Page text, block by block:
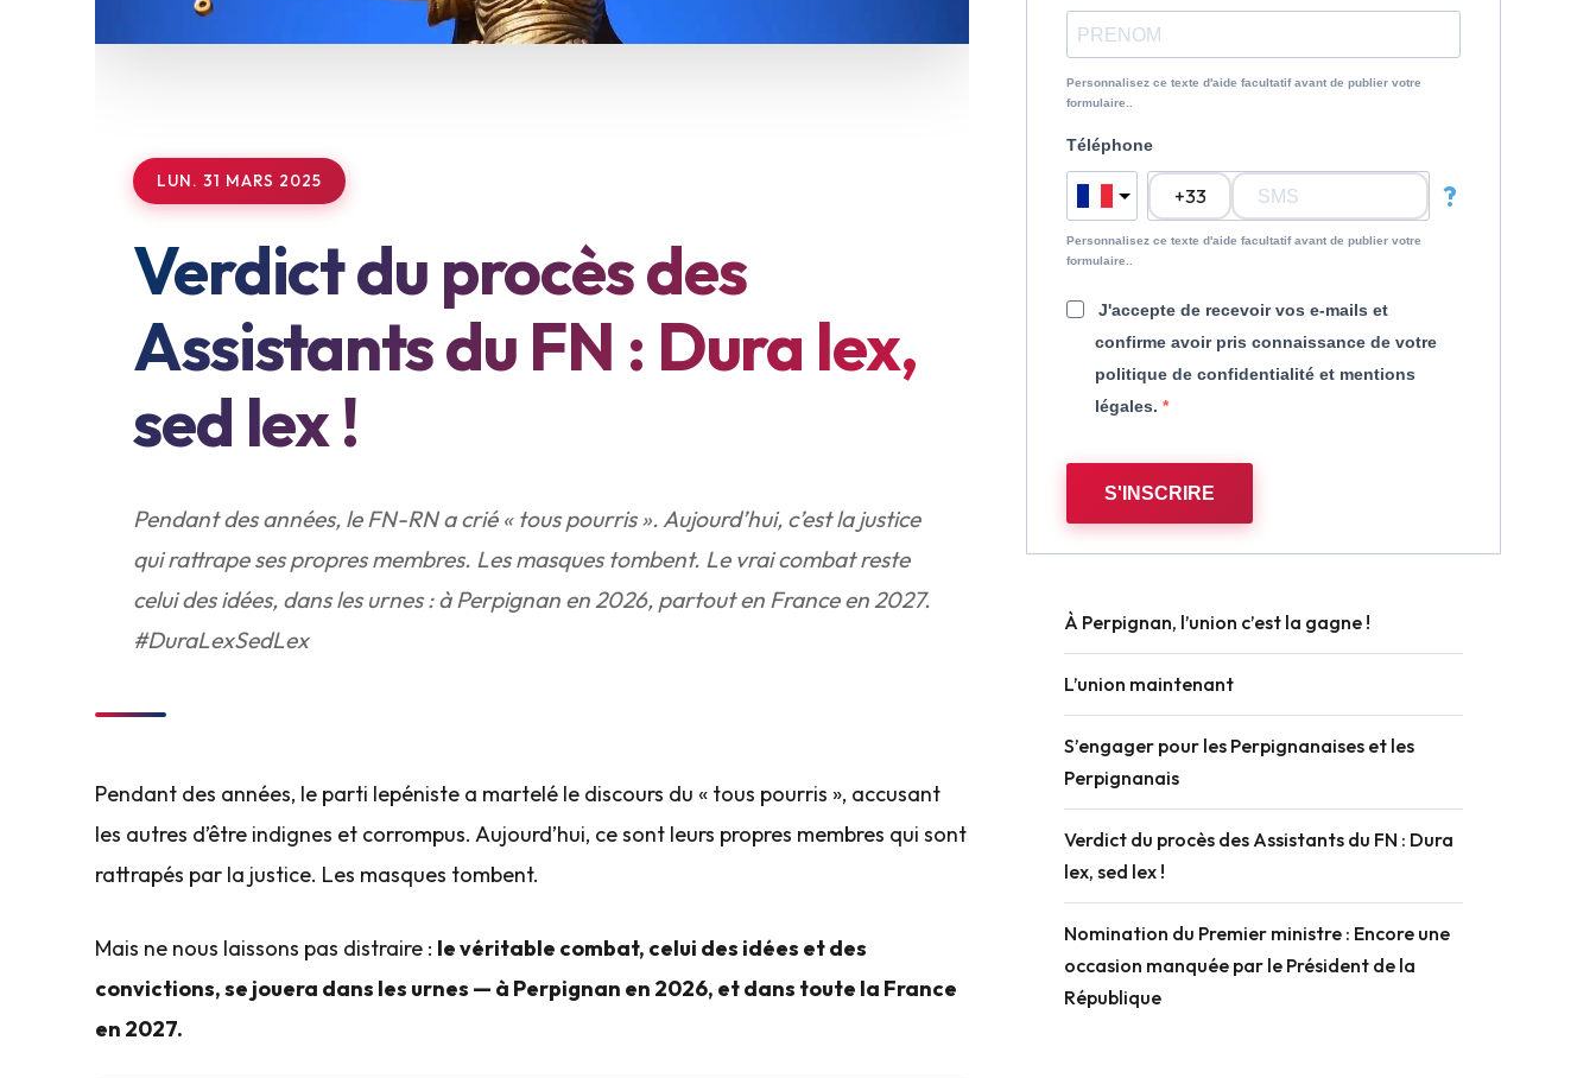
LUN. 31 MARS 2025
Verdict du procès des
Assistants du FN : Dura lex,
sed lex !
Pendant des années, le FN-RN a crié « tous pourris ». Aujourd’hui, c’est la justice
qui rattrape ses propres membres. Les masques tombent. Le vrai combat reste
celui des idées, dans les urnes : à Perpignan en 2026, partout en France en 2027.
#DuraLexSedLex
Pendant des années, le parti lepéniste a martelé le discours du « tous pourris », accusant
les autres d’être indignes et corrompus. Aujourd’hui, ce sont leurs propres membres qui sont
rattrapés par la justice. Les masques tombent.
Mais ne nous laissons pas distraire : le véritable combat, celui des idées et des
convictions, se jouera dans les urnes — à Perpignan en 2026, et dans toute la France
en 2027.
Personnalisez ce texte d'aide facultatif avant de publier votre
formulaire..
Téléphone
?
Personnalisez ce texte d'aide facultatif avant de publier votre
formulaire..
J'accepte de recevoir vos e-mails et
confirme avoir pris connaissance de votre
politique de confidentialité et mentions
légales.
S'INSCRIRE
À Perpignan, l’union c’est la gagne !
L’union maintenant
S’engager pour les Perpignanaises et les
Perpignanais
Verdict du procès des Assistants du FN : Dura
lex, sed lex !
Nomination du Premier ministre : Encore une
occasion manquée par le Président de la
République